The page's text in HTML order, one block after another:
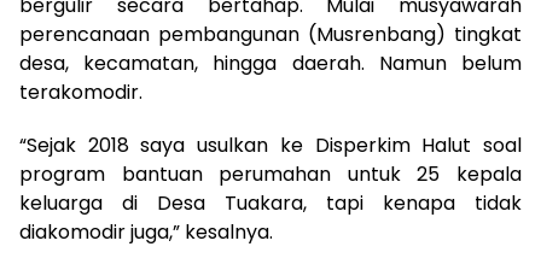
perencanaan pembangunan (Musrenbang) tingkat
desa, kecamatan, hingga daerah. Namun belum
terakomodir.
“Sejak 2018 saya usulkan ke Disperkim Halut soal
program bantuan perumahan untuk 25 kepala
keluarga di Desa Tuakara, tapi kenapa tidak
diakomodir juga,” kesalnya.